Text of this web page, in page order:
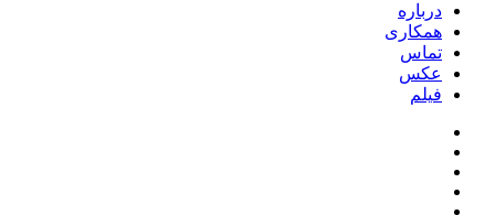
درباره
همکاری
تماس
عکس
فیلم